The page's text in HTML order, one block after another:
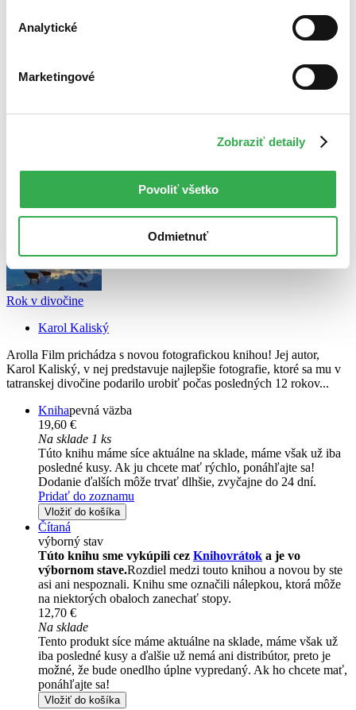
Analytické
Marketingové
Zobraziť detaily
Povoliť všetko
Odmietnuť
Najlacnejšie
Použité filtre
Autor Karol Kaliský
Rok v divočine
Karol Kaliský
Arolla Film prichádza s novou fotografickou knihou! Jej autor,
Karol Kaliský, v nej predstavuje najlepšie fotografie, ktoré sa mu v
tatranskej divočine podarilo urobiť počas posledných 12 rokov...
Knihapevná väzba
19,60 €
Na sklade 1 ks
Túto knihu máme síce aktuálne na sklade, máme však už iba
posledné kusy. Ak ju chcete mať rýchlo, ponáhľajte sa!
Dodanie ďalších môže trvať dlhšie, zvyčajne do 24 dní.
Pridať do zoznamu
Vložiť do košíka
Čítaná
výborný stav
Túto knihu sme vykúpili cez Knihovrátok a je vo
výbornom stave.Rozdiel medzi touto knihou a novou by ste
asi ani nespoznali. Knihu sme označili nálepkou, ktorá môže
na niektorých obaloch zanechať stopy.
12,70 €
Na sklade
Tento produkt síce máme aktuálne na sklade, máme však už
iba posledné kusy a ďalšie už nemá ani distribútor, preto je
možné, že bude onedlho úplne vypredaný. Ak ho chcete mať,
ponáhľajte sa!
Vložiť do košíka